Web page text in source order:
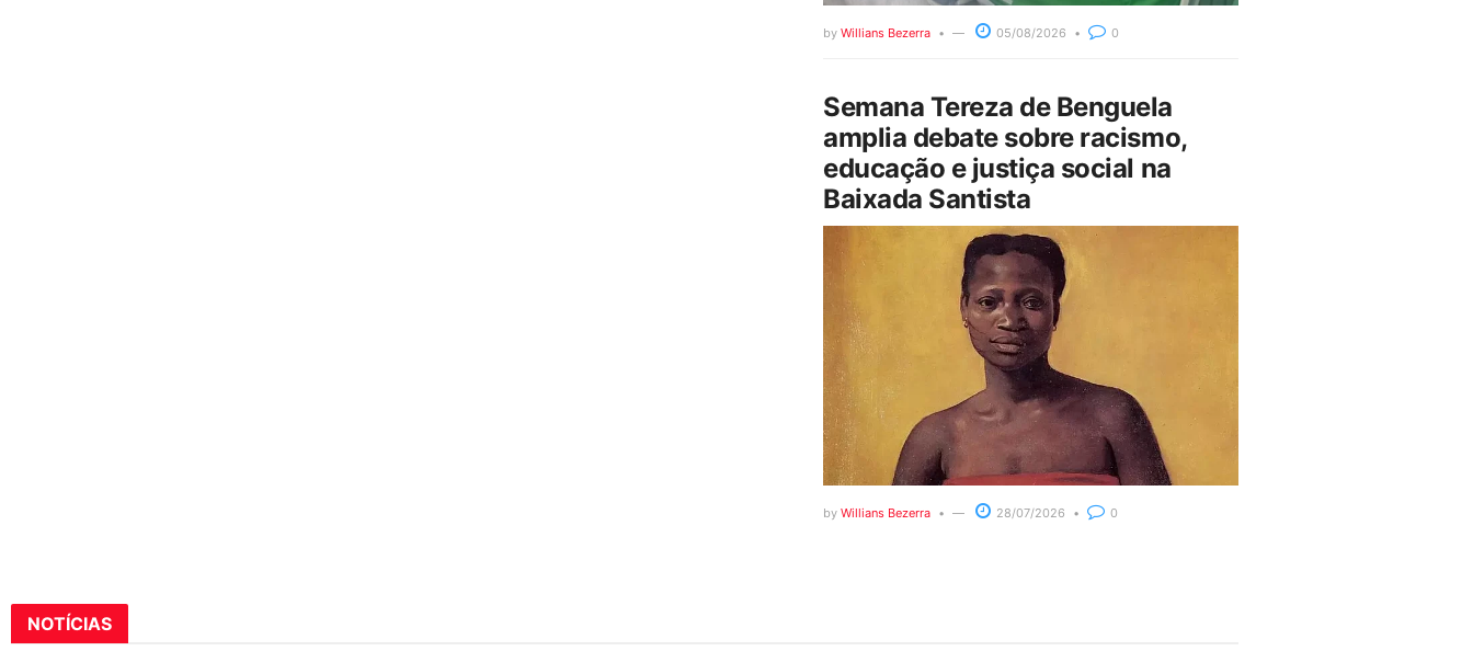
by Willians Bezerra 05/08/2026 0
Semana Tereza de Benguela
amplia debate sobre racismo,
educação e justiça social na
Baixada Santista
by Willians Bezerra 28/07/2026 0
NOTÍCIAS